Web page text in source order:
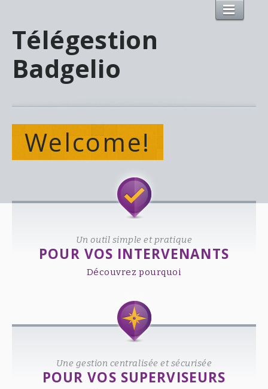
Télégestion
Badgelio
Welcome!
Un outil simple et pratique
POUR VOS INTERVENANTS
Découvrez pourquoi
Une gestion centralisée et sécurisée
POUR VOS SUPERVISEURS